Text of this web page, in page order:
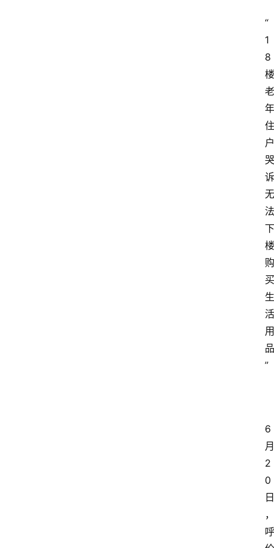
“
1
8
楼
老
年
住
户
哭
诉
无
法
下
楼
购
买
生
活
用
品
”
6
月
2
0
日
，
呼